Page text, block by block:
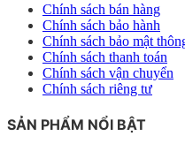
Chính sách bán hàng
Chính sách bảo hành
Chính sách bảo mật
Chính sách thanh toán
Chính sách vận chuyển
Chính sách riêng tư
SẢN PHẨM NỔI BẬT